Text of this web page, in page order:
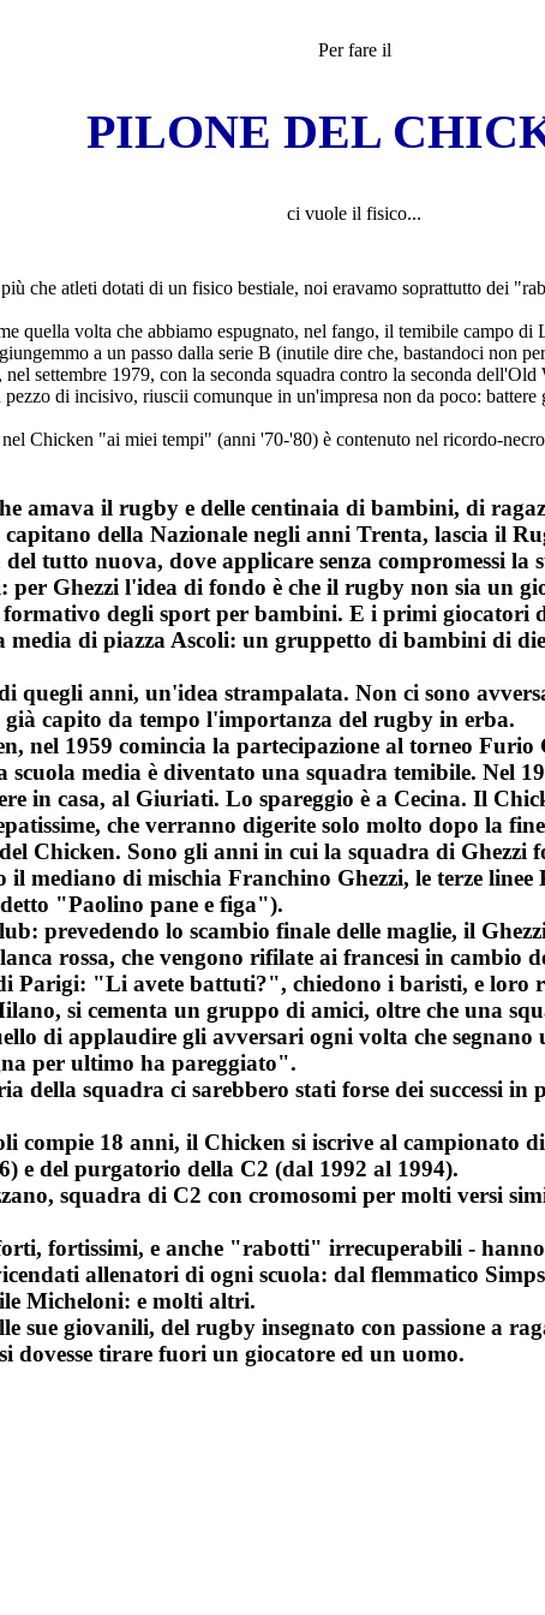
Per fare il
PILONE DEL
ci vuole il fisico...
che atleti dotati di un fisico bestiale, noi eravamo soprattutto dei
quella volta che abbiamo espugnato, nel fango, il temibile campo di
a un passo dalla serie B (inutile dire che, bastandoci non
settembre 1979, con la seconda squadra contro la seconda
di incisivo, riuscii comunque in un'impresa non da poco:
Chicken "ai miei tempi" (anni '70-'80) è contenuto nel ricordo-
amava il rugby e delle centinaia di bambini, di
capitano della Nazionale negli anni Trenta, lascia il
tutto nuova, dove applicare senza compromessi la
Ghezzi l'idea di fondo è che il rugby non sia un
degli sport per bambini. E i primi giocatori
media di piazza Ascoli: un gruppetto di bambini di
quegli anni, un'idea strampalata. Non ci sono
capito da tempo l'importanza del rugby in erba.
nel 1959 comincia la partecipazione al torneo
media è diventato una squadra temibile. Nel
in casa, al Giuriati. Lo spareggio è a Cecina. Il
che verranno digerite solo molto dopo la
Chicken. Sono gli anni in cui la squadra di Ghezzi
mediano di mischia Franchino Ghezzi, le terze
"Paolino pane e figa").
prevedendo lo scambio finale delle maglie, il
rossa, che vengono rifilate ai francesi in cambio
Parigi: "Li avete battuti?", chiedono i baristi, e
si cementa un gruppo di amici, oltre che una
di applaudire gli avversari ogni volta che
per ultimo ha pareggiato".
della squadra ci sarebbero stati forse dei successi in
compie 18 anni, il Chicken si iscrive al campionato
e del purgatorio della C2 (dal 1992 al 1994).
squadra di C2 con cromosomi per molti versi
fortissimi, e anche "rabotti" irrecuperabili -
allenatori di ogni scuola: dal flemmatico
Micheloni: e molti altri.
sue giovanili, del rugby insegnato con passione a
dovesse tirare fuori un giocatore ed un uomo.